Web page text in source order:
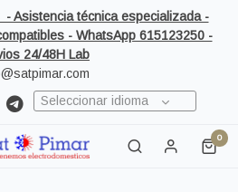
Asistencia técnica especializada -
- WhatsApp 615123250 -
24/48H Lab
Seleccionar idioma
0